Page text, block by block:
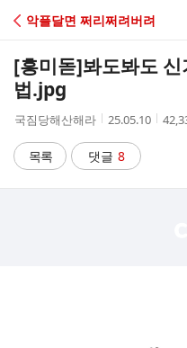
C
A
악플달면 쩌리쩌려버려
[흥미돋]봐도봐도
법.jpg
작
자
국짐당해산해라
작
시
간
25.05.10
조
목록 댓글 8